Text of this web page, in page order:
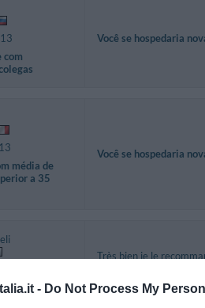
- Do Not Process My
com
Você se hospedaria
média de
a 35
Você se hospedaria
filhos
Très bien je le
Você se hospedaria